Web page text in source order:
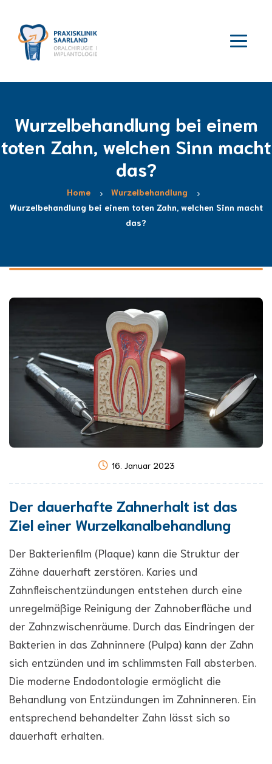
Wurzelbehandlung bei einem
toten Zahn, welchen Sinn macht
das?
Home
Wurzelbehandlung
Wurzelbehandlung bei einem toten Zahn, welchen Sinn macht
das?
16. Januar 2023
Der dauerhafte Zahnerhalt ist das
Ziel einer Wurzelkanalbehandlung
Der Bakterienfilm (Plaque) kann die Struktur der
Zähne dauerhaft zerstören. Karies und
Zahnfleischentzündungen entstehen durch eine
unregelmäßige Reinigung der Zahnoberfläche und
der Zahnzwischenräume. Durch das Eindringen der
Bakterien in das Zahninnere (Pulpa) kann der Zahn
sich entzünden und im schlimmsten Fall absterben.
Die moderne Endodontologie ermöglicht die
Behandlung von Entzündungen im Zahninneren. Ein
entsprechend behandelter Zahn lässt sich so
dauerhaft erhalten.